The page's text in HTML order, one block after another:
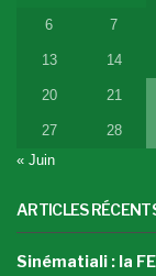
6 7
13 14
20 21
27 28
« Juin
ARTICLES
Sinématiali : la